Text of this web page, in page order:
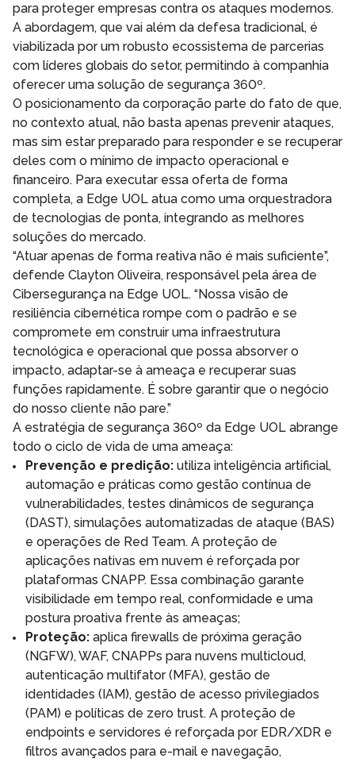
para proteger empresas contra os ataques modernos.
A abordagem, que vai além da defesa tradicional, é
viabilizada por um robusto ecossistema de parcerias
com líderes globais do setor, permitindo à companhia
oferecer uma solução de segurança 360º.
O posicionamento da corporação parte do fato de que,
no contexto atual, não basta apenas prevenir ataques,
mas sim estar preparado para responder e se recuperar
deles com o mínimo de impacto operacional e
financeiro. Para executar essa oferta de forma
completa, a Edge UOL atua como uma orquestradora
de tecnologias de ponta, integrando as melhores
soluções do mercado.
“Atuar apenas de forma reativa não é mais suficiente”,
defende Clayton Oliveira, responsável pela área de
Cibersegurança na Edge UOL. “Nossa visão de
resiliência cibernética rompe com o padrão e se
compromete em construir uma infraestrutura
tecnológica e operacional que possa absorver o
impacto, adaptar-se à ameaça e recuperar suas
funções rapidamente. É sobre garantir que o negócio
do nosso cliente não pare.”
A estratégia de segurança 360º da Edge UOL abrange
todo o ciclo de vida de uma ameaça:
Prevenção e predição: utiliza inteligência artificial,
automação e práticas como gestão contínua de
vulnerabilidades, testes dinâmicos de segurança
(DAST), simulações automatizadas de ataque (BAS)
e operações de Red Team. A proteção de
aplicações nativas em nuvem é reforçada por
plataformas CNAPP. Essa combinação garante
visibilidade em tempo real, conformidade e uma
postura proativa frente às ameaças;
Proteção: aplica firewalls de próxima geração
(NGFW), WAF, CNAPPs para nuvens multicloud,
autenticação multifator (MFA), gestão de
identidades (IAM), gestão de acesso privilegiados
(PAM) e políticas de zero trust. A proteção de
endpoints e servidores é reforçada por EDR/XDR e
filtros avançados para e-mail e navegação,